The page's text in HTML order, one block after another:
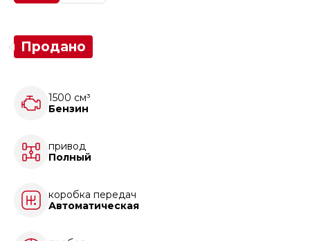
Продано
1500 см³
Бензин
привод
Полный
коробка передач
Автоматическая